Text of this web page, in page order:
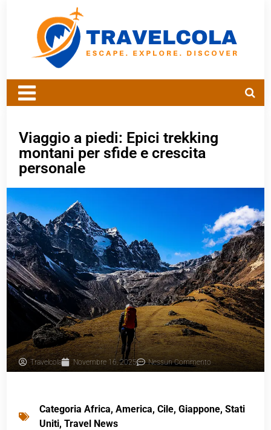
Viaggio a piedi: Epici trekking
montani per sfide e crescita
personale
Travelcola Novembre 16, 2025 Nessun Commento
Categoria Africa,America,Cile,Giappone,Stati
Uniti,Travel News